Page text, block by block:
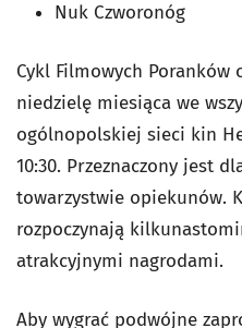
Nuk Czworonóg
Cykl Filmowych
niedzielę miesiąca we
ogólnopolskiej sieci kin
10:30. Przeznaczony jest
towarzystwie opiekunów.
rozpoczynają
atrakcyjnymi nagrodami.
Aby wygrać podwójne